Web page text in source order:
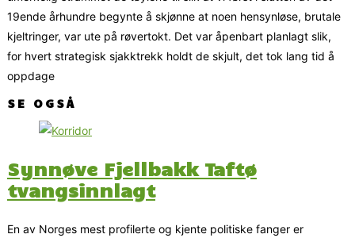
19ende århundre begynte å skjønne at noen hensynløse, brutale
kjeltringer, var ute på røvertokt. Det var åpenbart planlagt slik,
for hvert strategisk sjakktrekk holdt de skjult, det tok lang tid å
oppdage
SE OGSÅ
Synnøve Fjellbakk Taftø
tvangsinnlagt
En av Norges mest profilerte og kjente politiske fanger er